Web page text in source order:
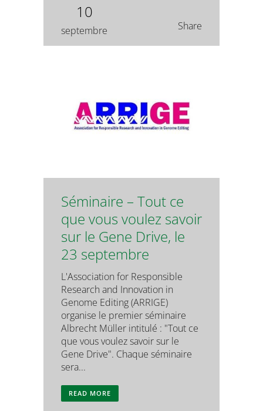
10
septembre Share
Séminaire – Tout ce
que vous voulez savoir
sur le Gene Drive, le
23 septembre
L'Association for Responsible
Research and Innovation in
Genome Editing (ARRIGE)
organise le premier séminaire
Albrecht Müller intitulé : "Tout ce
que vous voulez savoir sur le
Gene Drive". Chaque séminaire
sera...
READ MORE